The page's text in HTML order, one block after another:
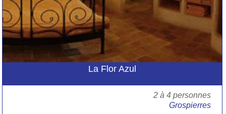
La Flor Azul
2 à 4 personnes
Grospierres